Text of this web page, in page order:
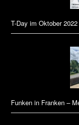
T-Day im Oktober 2022
Funken in Franken –